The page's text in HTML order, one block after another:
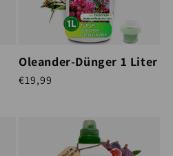
Oleander-Dünger 1 Liter
Normaler Preis
€19,99